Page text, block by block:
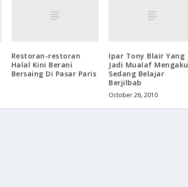
Restoran-restoran
Halal Kini Berani
Bersaing Di Pasar Paris
Ipar Tony Blair Yang
Jadi Mualaf Mengaku
Sedang Belajar
Berjilbab
October 26, 2010